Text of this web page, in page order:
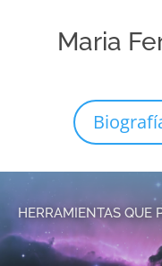
Maria
HERRAMIENTAS QUE